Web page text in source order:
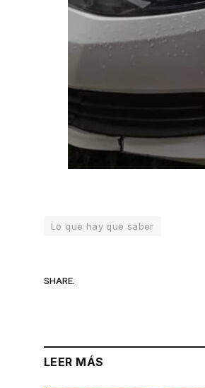
Lo que hay que saber
SHARE.
LEER MÁS